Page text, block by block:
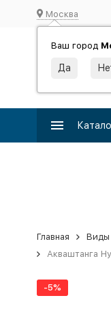
Москва
Ваш город
Производство и поставка спортивного оборудования
Главная Виды
Акваштанга
-5%